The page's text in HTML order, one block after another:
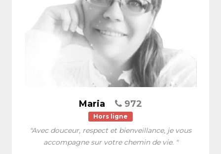
Maria 972
Hors ligne
"Avec douceur, respect et bienveillance, je vous
accompagne sur votre chemin de vie. "